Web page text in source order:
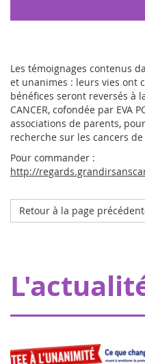
Les témoignages contenus
et unanimes : leurs vies ont
bénéfices seront reversés à
CANCER, cofondée par EVA
associations de parents,
recherche sur les cancers
Pour commander :
http://
Retour à la page
subvention de 20000€
en place un espace dédié